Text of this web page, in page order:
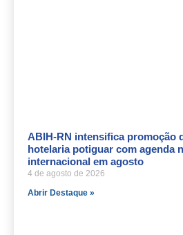
ABIH-RN intensifica promoção
hotelaria potiguar com agenda
internacional em agosto
4 de agosto de 2026
Abrir Destaque »